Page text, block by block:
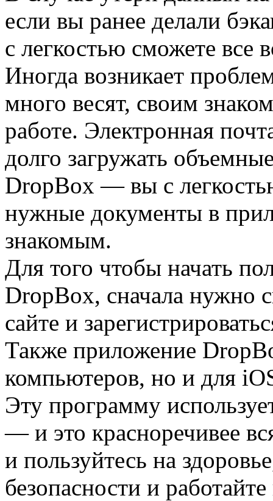
если вы ранее делали
с легкостью сможете все
Иногда возникает
много весят, своим
работе. Электронная
долго загружать
DropBox — вы с
нужные документы в
знакомым.
Для того чтобы начать
DropBox, сначала нужно
сайте и
Также приложение
компьютеров, но и для
Эту программу
— и это красноречивее
и пользуйтесь на
безопасности и